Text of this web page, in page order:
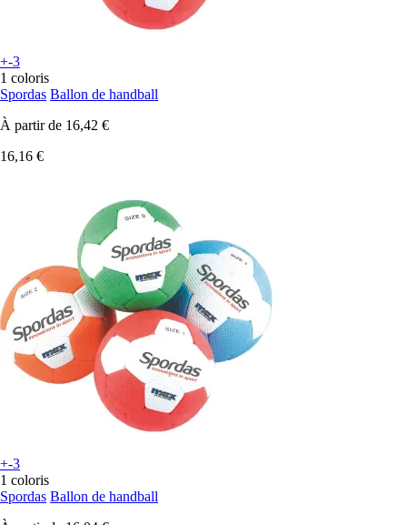
+-3
1 coloris
Spordas Ballon de handball
À partir de 16,42 €
16,16 €
+-3
1 coloris
Spordas Ballon de handball